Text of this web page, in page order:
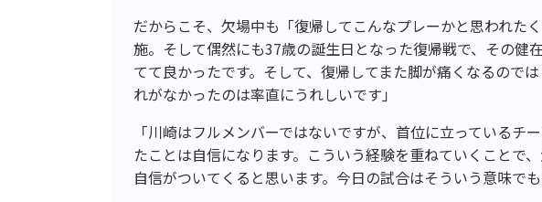
だからこそ、欠場中も「復帰してこんなプレーかと思われた
施。そして偶然にも37歳の誕生日となった復帰戦で、その健
てて良かったです。そして、復帰してまた脚が痛くなるので
れがなかったのは率直にうれしいです」
「川崎はフルメンバーではないですが、首位に立っているチ
たことは自信になります。こういう経験を重ねていくことで
自信がついてくると思います。今日の試合はそういう意味で